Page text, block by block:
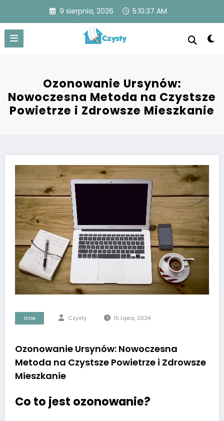
content
9 sierpnia, 2026 5:10:37 AM
świeżym powietrzem, zapewniająca komfort i zdrowie.
Ozonowanie Ursynów:
Nowoczesna Metoda na Czystsze
Powietrze i Zdrowsze Mieszkanie
Inne Czysty 15 Lipca, 2024
Ozonowanie Ursynów: Nowoczesna
Metoda na Czystsze Powietrze i Zdrowsze
Mieszkanie
Co to jest ozonowanie?